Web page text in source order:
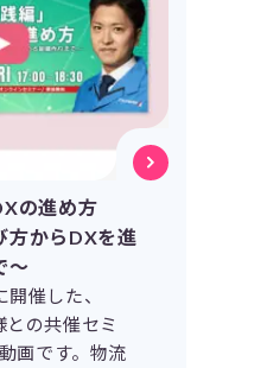
の進め方
方からDXを進
～
催した、
の共催セミ
画です。物流